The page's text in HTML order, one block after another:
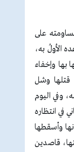
على
الأولُ به،
بها وإخفاء
قتلها وشل
وفي اليوم
في انتظاره
وأسقطها
قاصدين